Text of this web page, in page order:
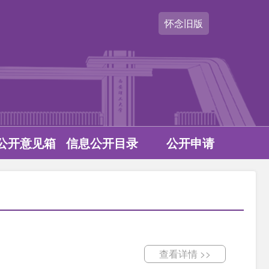
怀念旧版
开意见箱 信息公开目录 公开申请
查看详情 >>